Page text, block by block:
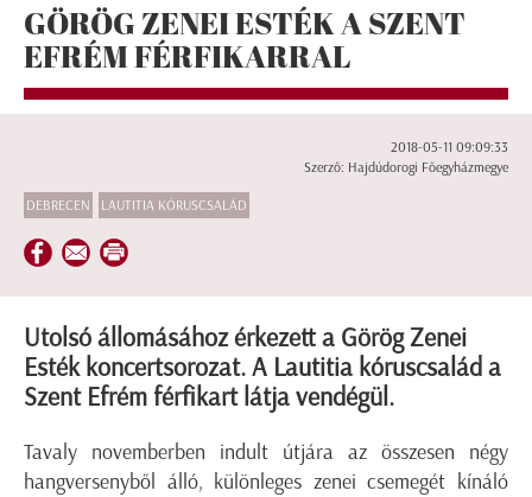
GÖRÖG ZENEI ESTÉK A SZENT
EFRÉM FÉRFIKARRAL
2018-05-11 09:09:33
Szerző: Hajdúdorogi Főegyházmegye
DEBRECEN LAUTITIA KÓRUSCSALÁD
Utolsó állomásához érkezett a Görög Zenei
Esték koncertsorozat. A Lautitia kóruscsalád a
Szent Efrém férfikart látja vendégül.
Tavaly novemberben indult útjára az összesen négy
hangversenyből álló, különleges zenei csemegét kínáló